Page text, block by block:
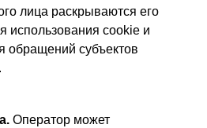
лица раскрываются его
использования cookie и
обращений субъектов
Оператор может